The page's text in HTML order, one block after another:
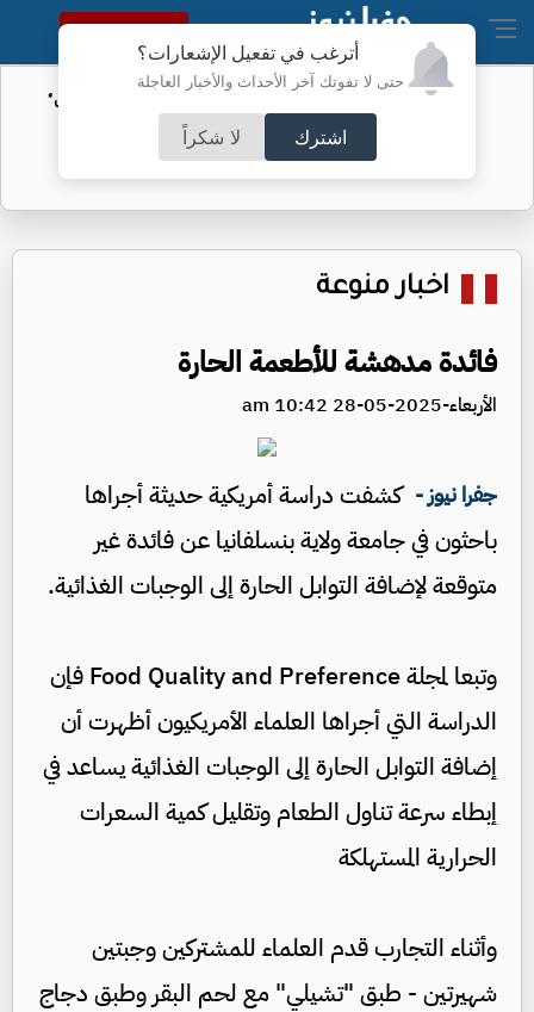
أترغب في تفعيل الإشعارات؟
حتى لا تفوتك آخر الأحداث والأخبار العاجلة
اشترك لا شكراً
النسخة الكاملة
الأمن السيبراني يحذر من رسائل "واتساب"
اخبار منوعة
فائدة مدهشة للأطعمة الحارة
الأربعاء-2025-05-28 10:42 am
جفرا نيوز - كشفت دراسة أمريكية حديثة أجراها
باحثون في جامعة ولاية بنسلفانيا عن فائدة غير
متوقعة لإضافة التوابل الحارة إلى الوجبات الغذائية.
وتبعا لمجلة Food Quality and Preference فإن
الدراسة التي أجراها العلماء الأمريكيون أظهرت أن
إضافة التوابل الحارة إلى الوجبات الغذائية يساعد في
إبطاء سرعة تناول الطعام وتقليل كمية السعرات
الحرارية المستهلكة
وأثناء التجارب قدم العلماء للمشتركين وجبتين
شهيرتين - طبق "تشيلي" مع لحم البقر وطبق دجاج